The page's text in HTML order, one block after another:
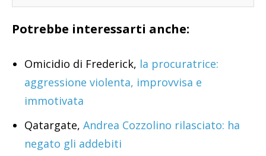
Potrebbe interessarti anche:
Omicidio di Frederick, la procuratrice:
aggressione violenta, improvvisa e
immotivata
Qatargate, Andrea Cozzolino rilasciato: ha
negato gli addebiti